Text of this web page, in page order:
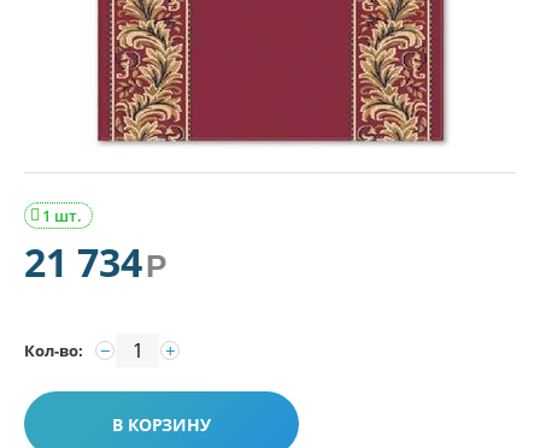
1 шт.

21 734Р
Кол-во: +
−
В КОРЗИНУ